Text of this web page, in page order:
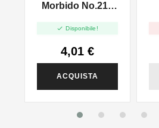
Morbido No.21 -
 Disponibile!
4,01 €
ACQUISTA